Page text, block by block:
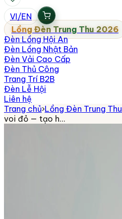
VI/EN
Lồng Đèn Trung Thu 2026
Đèn Lồng Hội An
Đèn Lồng Nhật Bản
Đèn Vải Cao Cấp
Đèn Thủ Công
Trang Trí B2B
Đèn Lễ Hội
Liên hệ
Trang chủ›Lồng Đèn Trung Thu
voi đỏ — tạo h…